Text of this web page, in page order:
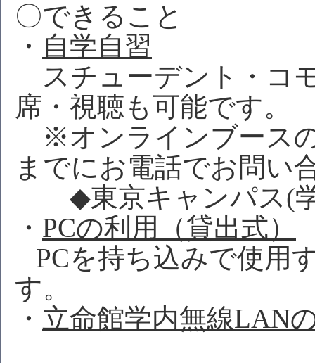
〇できること
・ 自学自習
スチューデント・コ
席・視聴も可能です。
※オンラインブース
までにお電話でお問い
◆東京キャンパス(学
・ PCの利用（貸出式）
PCを持ち込みで使用
す。
・ 立命館学内無線LAN